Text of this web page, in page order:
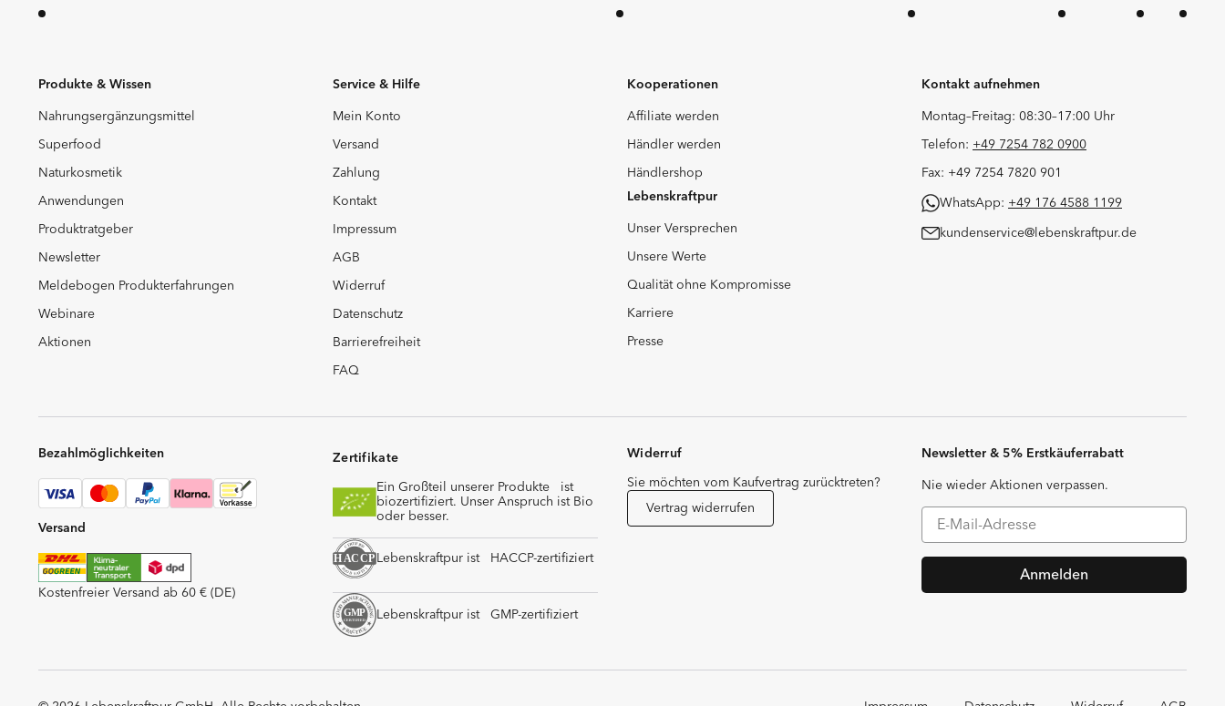
Produkte & Wissen
Nahrungsergänzungsmittel
Superfood
Naturkosmetik
Anwendungen
Produktratgeber
Newsletter
Meldebogen Produkterfahrungen
Webinare
Aktionen
Service & Hilfe
Mein Konto
Versand
Zahlung
Kontakt
Impressum
AGB
Widerruf
Datenschutz
Barrierefreiheit
FAQ
Kooperationen
Affiliate werden
Händler werden
Händlershop
Lebenskraftpur
Unser Versprechen
Unsere Werte
Qualität ohne Kompromisse
Karriere
Presse
Kontakt aufnehmen
Montag–Freitag: 08:30–17:00 Uhr
Telefon: +49 7254 782 0900
Fax: +49 7254 7820 901
WhatsApp: +49 176 4588 1199
kundenservice@lebenskraftpur.de
Bezahlmöglichkeiten
Versand
Kostenfreier Versand ab 60 € (DE)
Zertifikate
Ein Großteil unserer Produkte ist
biozertifiziert. Unser Anspruch ist Bio
oder besser.
Lebenskraftpur ist HACCP-zertifiziert
Lebenskraftpur ist GMP-zertifiziert
Widerruf
Sie möchten vom Kaufvertrag zurücktreten?
Vertrag widerrufen
Newsletter & 5% Erstkäuferrabatt
Nie wieder Aktionen verpassen.
Anmelden